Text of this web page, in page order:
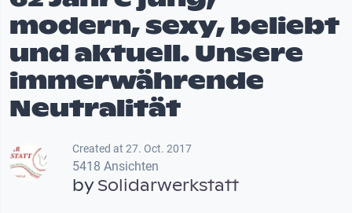
modern, sexy, beliebt
und aktuell. Unsere
immerwährende
Neutralität
Created at 27. Oct. 2017
5418 Ansichten
bySolidarwerkstatt